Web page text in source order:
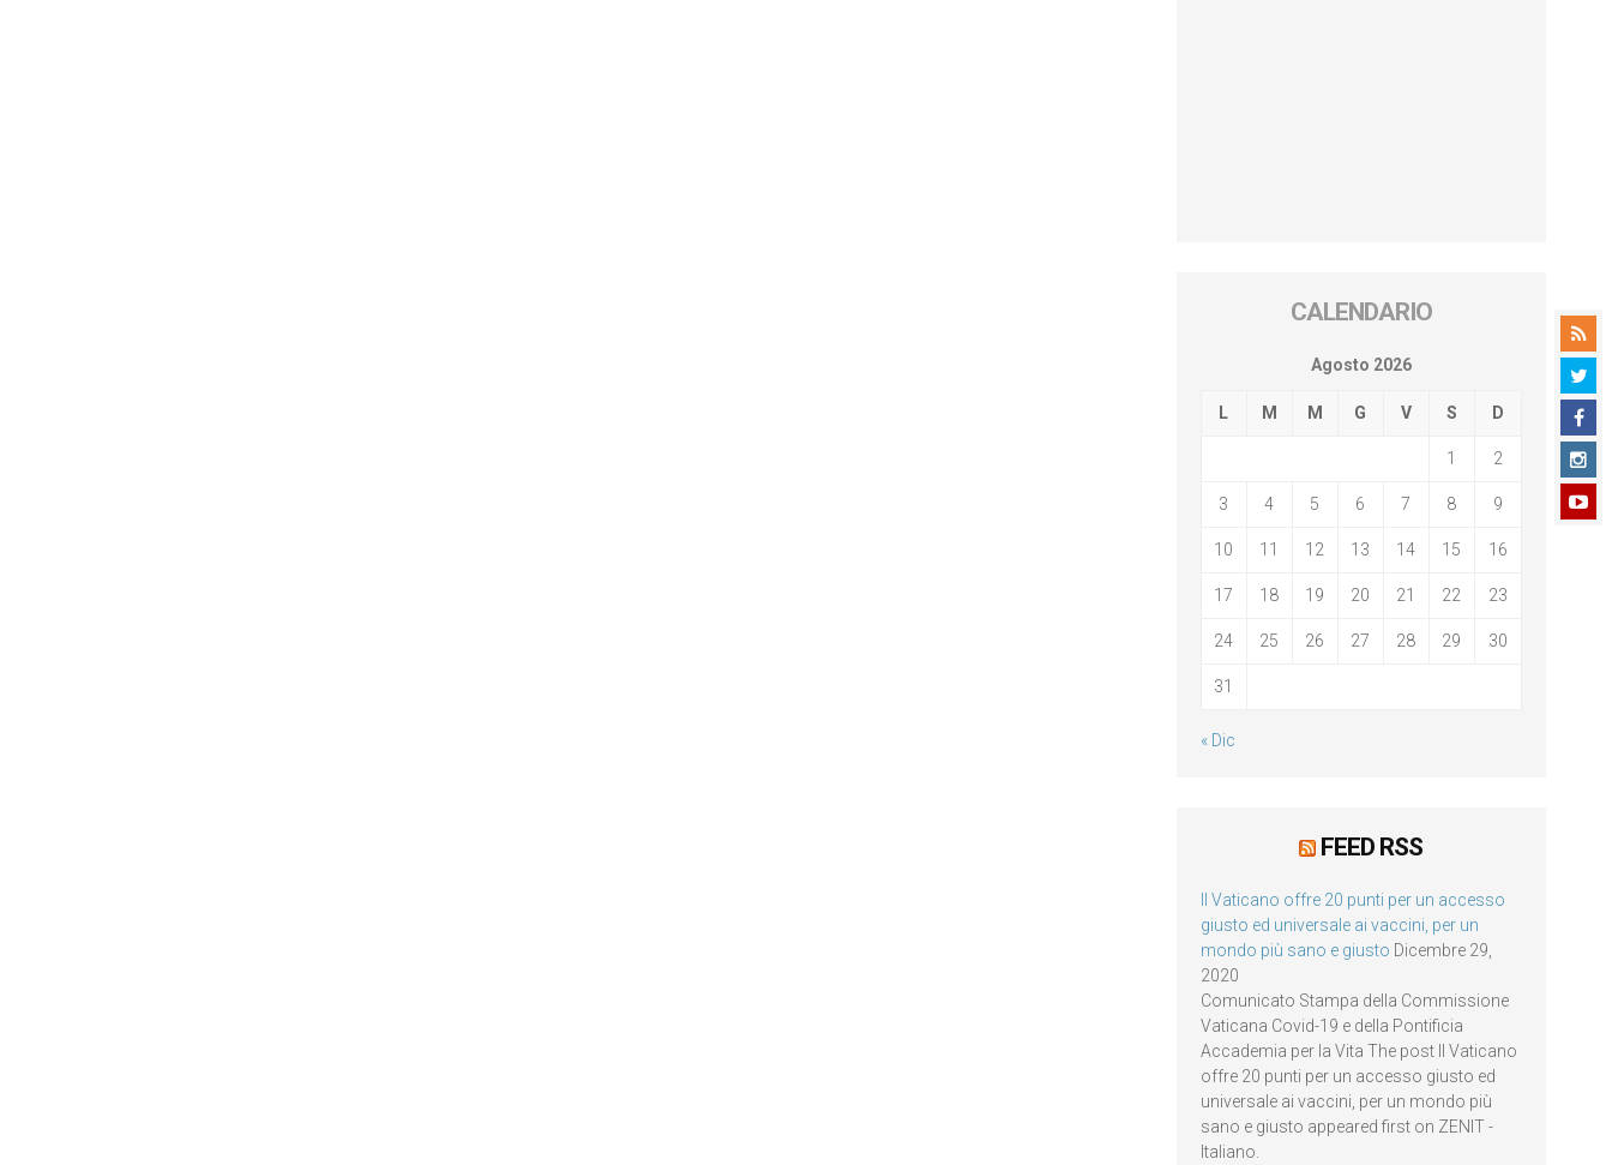
CALENDARIO
Agosto 2026
L M M G V S D
1 2
3 4 5 6 7 8 9
10 11 12 13 14 15 16
17 18 19 20 21 22 23
24 25 26 27 28 29 30
31
« Dic
FEED RSS
Il Vaticano offre 20 punti per un accesso
giusto ed universale ai vaccini, per un
mondo più sano e giusto Dicembre 29,
2020
Comunicato Stampa della Commissione
Vaticana Covid-19 e della Pontificia
Accademia per la Vita The post Il Vaticano
offre 20 punti per un accesso giusto ed
universale ai vaccini, per un mondo più
sano e giusto appeared first on ZENIT -
Italiano.